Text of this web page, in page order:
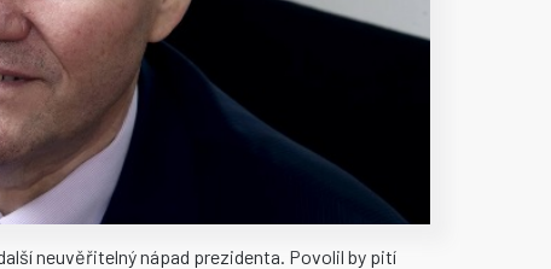
neuvěřitelný nápad prezidenta. Povolil by pití